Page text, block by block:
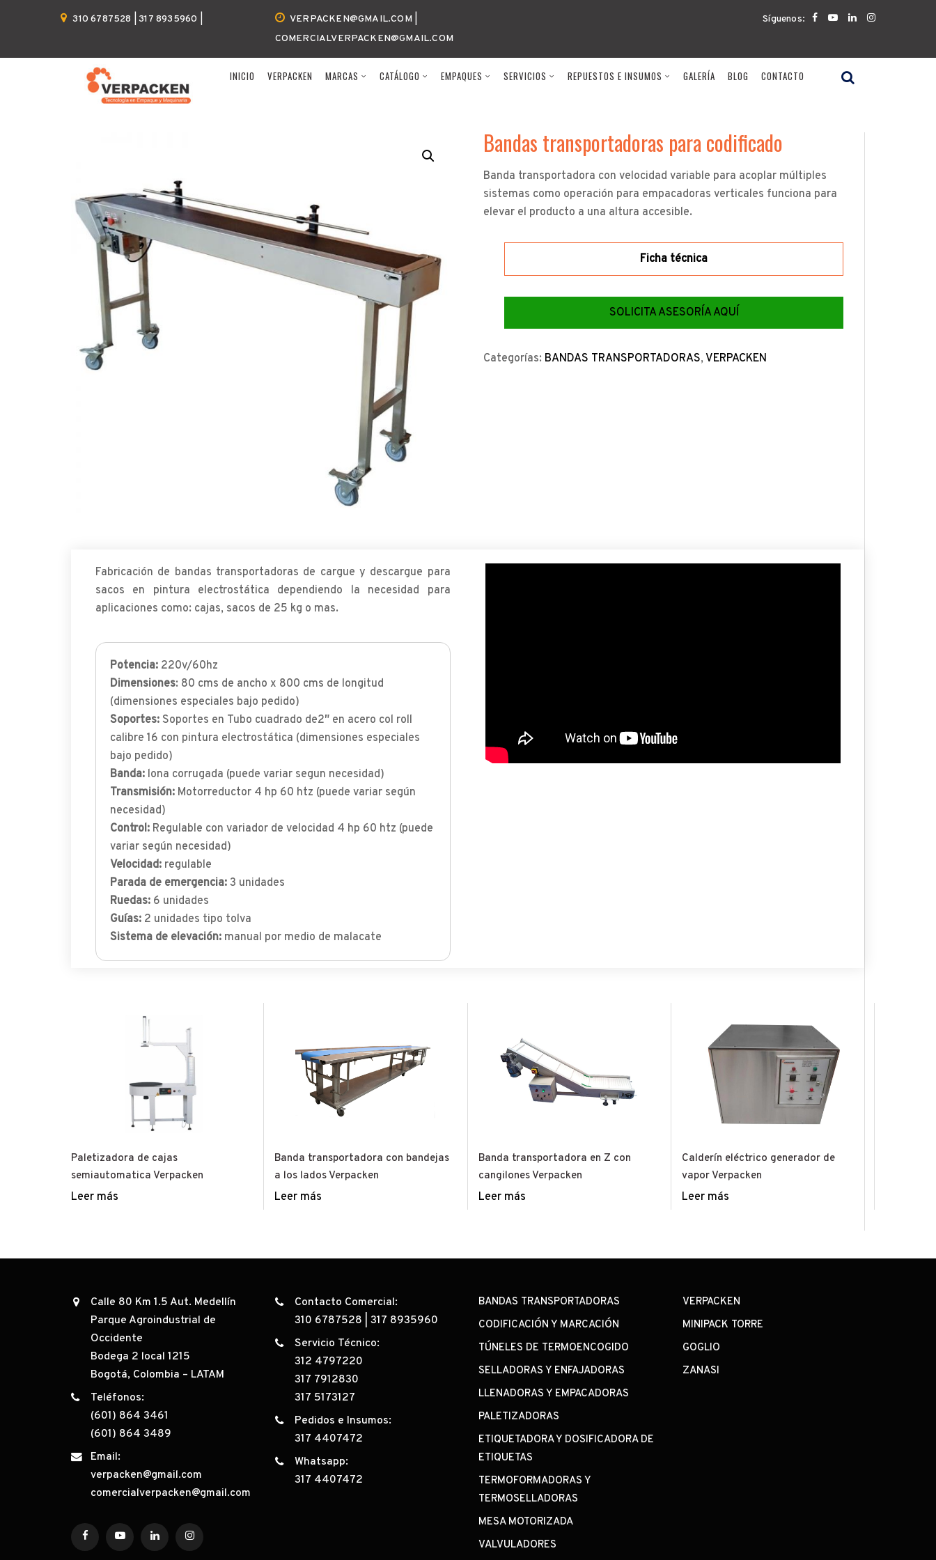
310 6787528 | 317 8935960 |
VERPACKEN@GMAIL.COM |
COMERCIALVERPACKEN@GMAIL.COM
Síguenos:
INICIO VERPACKEN MARCAS CATÁLOGO EMPAQUES SERVICIOS REPUESTOS E INSUMOS GALERÍA BLOG CONTACTO
Bandas transportadoras para codificado
Banda transportadora con velocidad variable para acoplar múltiples
sistemas como operación para empacadoras verticales funciona para
elevar el producto a una altura accesible.
Ficha técnica
SOLICITA ASESORÍA AQUÍ
Categorías: BANDAS TRANSPORTADORAS, VERPACKEN
Fabricación de bandas transportadoras de cargue y descargue para
sacos en pintura electrostática dependiendo la necesidad para
aplicaciones como: cajas, sacos de 25 kg o mas.
Potencia: 220v/60hz
Dimensiones: 80 cms de ancho x 800 cms de longitud
(dimensiones especiales bajo pedido)
Soportes: Soportes en Tubo cuadrado de2″ en acero col roll
calibre 16 con pintura electrostática (dimensiones especiales
bajo pedido)
Banda: lona corrugada (puede variar segun necesidad)
Transmisión: Motorreductor 4 hp 60 htz (puede variar según
necesidad)
Control: Regulable con variador de velocidad 4 hp 60 htz (puede
variar según necesidad)
Velocidad: regulable
Parada de emergencia: 3 unidades
Ruedas: 6 unidades
Guías: 2 unidades tipo tolva
Sistema de elevación: manual por medio de malacate
Paletizadora de cajas
semiautomatica Verpacken
Leer más
Banda transportadora con bandejas
a los lados Verpacken
Leer más
Banda transportadora en Z con
cangilones Verpacken
Leer más
Calderín eléctrico generador de
vapor Verpacken
Leer más
Calle 80 Km 1.5 Aut. Medellín
Parque Agroindustrial de
Occidente
Bodega 2 local 1215
Bogotá, Colombia – LATAM
Teléfonos:
(601) 864 3461
(601) 864 3489
Email:
verpacken@gmail.com
comercialverpacken@gmail.com
Contacto Comercial:
310 6787528
317 8935960
Servicio Técnico:
312 4797220
317 7912830
317 5173127
Pedidos e Insumos:
317 4407472
Whatsapp:
317 4407472
BANDAS TRANSPORTADORAS
CODIFICACIÓN Y MARCACIÓN
TÚNELES DE TERMOENCOGIDO
SELLADORAS Y ENFAJADORAS
LLENADORAS Y EMPACADORAS
PALETIZADORAS
ETIQUETADORA Y DOSIFICADORA DE
ETIQUETAS
TERMOFORMADORAS Y
TERMOSELLADORAS
MESA MOTORIZADA
VALVULADORES
VERPACKEN
MINIPACK TORRE
GOGLIO
ZANASI